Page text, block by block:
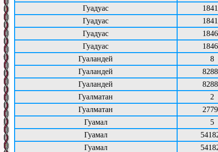
Гуадуас
Гуадуас
Гуадуас
Гуадуас
Гуаландей
8
Гуаландей
Гуаландей
Гуалматан
2
Гуалматан
Гуамал
5
Гуамал
Гуамал